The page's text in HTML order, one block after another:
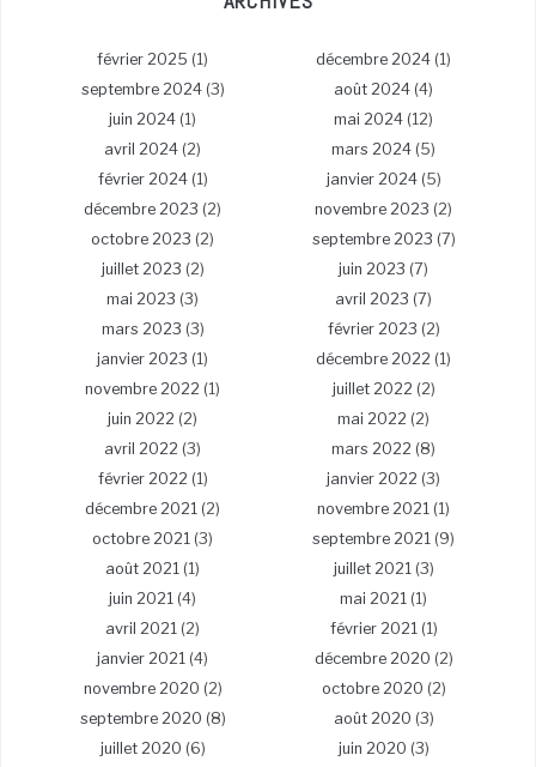
février 2025 (1) décembre 2024 (1)
septembre 2024(3) août 2024 (4)
juin 2024 (1) mai 2024 (12)
avril 2024 (2) mars 2024 (5)
février 2024(1) janvier 2024(5)
décembre 2023 (2) novembre 2023 (2)
octobre 2023 (2) septembre 2023 (7)
juillet 2023 (2) juin 2023 (7)
mai 2023 (3) avril 2023 (7)
mars 2023 (3) février 2023 (2)
janvier 2023 (1) décembre 2022 (1)
novembre 2022 (1) juillet 2022 (2)
juin 2022 (2) mai 2022 (2)
avril 2022 (3) mars 2022 (8)
février 2022 (1) janvier 2022 (3)
décembre 2021 (2) novembre 2021 (1)
octobre 2021 (3) septembre 2021 (9)
août 2021 (1) juillet 2021 (3)
juin 2021 (4) mai 2021 (1)
avril 2021 (2) février 2021 (1)
janvier 2021 (4) décembre 2020 (2)
novembre 2020 (2) octobre 2020 (2)
septembre 2020 (8) août 2020 (3)
juillet 2020 (6) juin 2020 (3)